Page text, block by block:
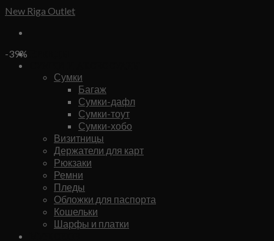
Skip
content
New Riga Outlet
Сумки
Багаж
Сумки-дафл
Сумки-тоут
Сумки-хобо
Визитницы
Держатели для карт
Рюкзаки
Ремни
Пледы
Обложки для паспорта
Кошельки
Шарфы и платки
-39%